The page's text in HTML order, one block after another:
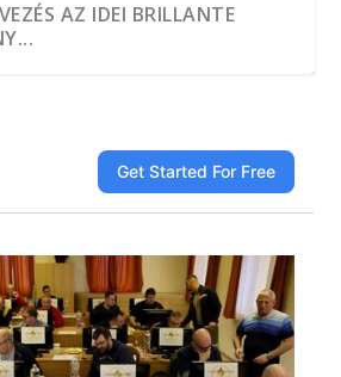
AZ IDEI BRILLANTE